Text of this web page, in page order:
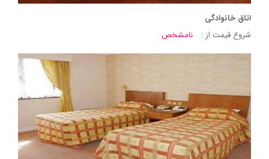
اتاق خانوادگی
شروع قیمت از :
نامشخص